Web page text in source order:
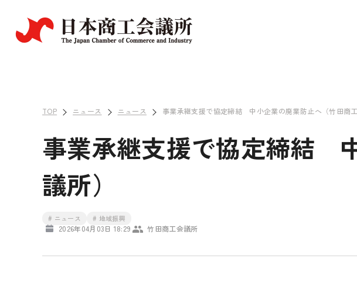
TOP ニュース ニュース 事業承継支援で協定締結 中小企業の廃業防止へ（竹田商工
事業承継支援で協定締結
議所）
# ニュース # 地域振興
2026年04月03日 18:29 竹田商工会議所